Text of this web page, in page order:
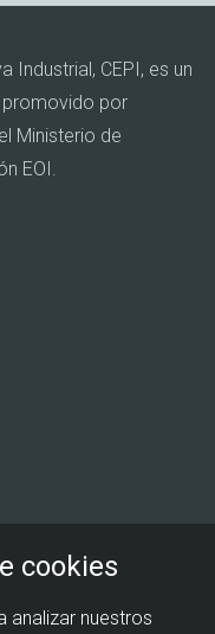
Industrial, CEPI, es un
promovido por
Ministerio de
EOI.
cookies
analizar nuestros